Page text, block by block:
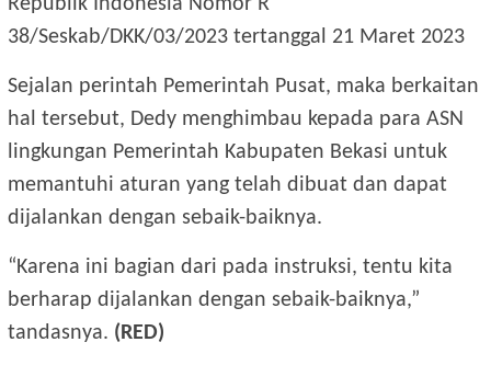
Republik Indonesia Nomor R
38/Seskab/DKK/03/2023 tertanggal 21 Maret 2023
Sejalan perintah Pemerintah Pusat, maka berkaitan
hal tersebut, Dedy menghimbau kepada para ASN
lingkungan Pemerintah Kabupaten Bekasi untuk
memantuhi aturan yang telah dibuat dan dapat
dijalankan dengan sebaik-baiknya.
“Karena ini bagian dari pada instruksi, tentu kita
berharap dijalankan dengan sebaik-baiknya,”
tandasnya. (RED)